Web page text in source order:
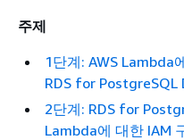
주제
1단계: AWS Lambda
RDS for PostgreSQL
2단계: RDS for
Lambda에 대한 IAM